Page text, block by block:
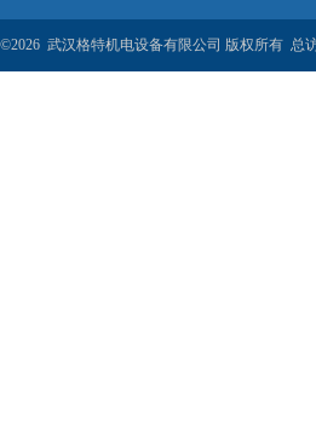
©2026 武汉格特机电设备有限公司 版权所有 总